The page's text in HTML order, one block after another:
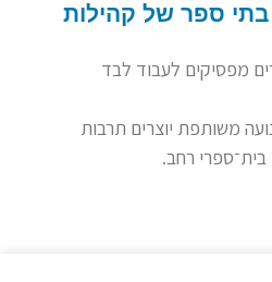
ספר של קהילות
לעבוד לבד
משותפת יוצרים תרבות
רחב.